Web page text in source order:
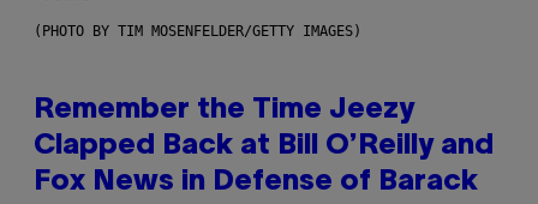
(PHOTO BY TIM MOSENFELDER/GETTY IMAGES)
Remember the Time Jeezy
Clapped Back at Bill O’Reilly and
Fox News in Defense of Barack